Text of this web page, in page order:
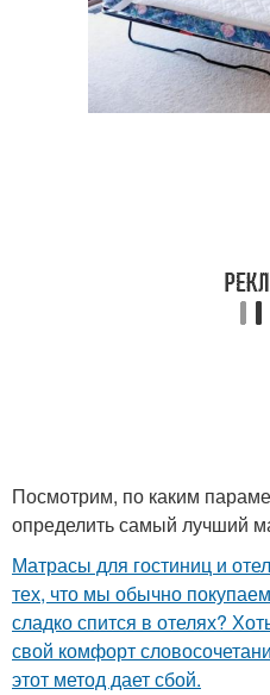
Посмотрим, по каким
определить самый лучший
Матрасы для гостиниц и
тех, что мы обычно
сладко спится в отелях?
свой комфорт
этот метод дает сбой.